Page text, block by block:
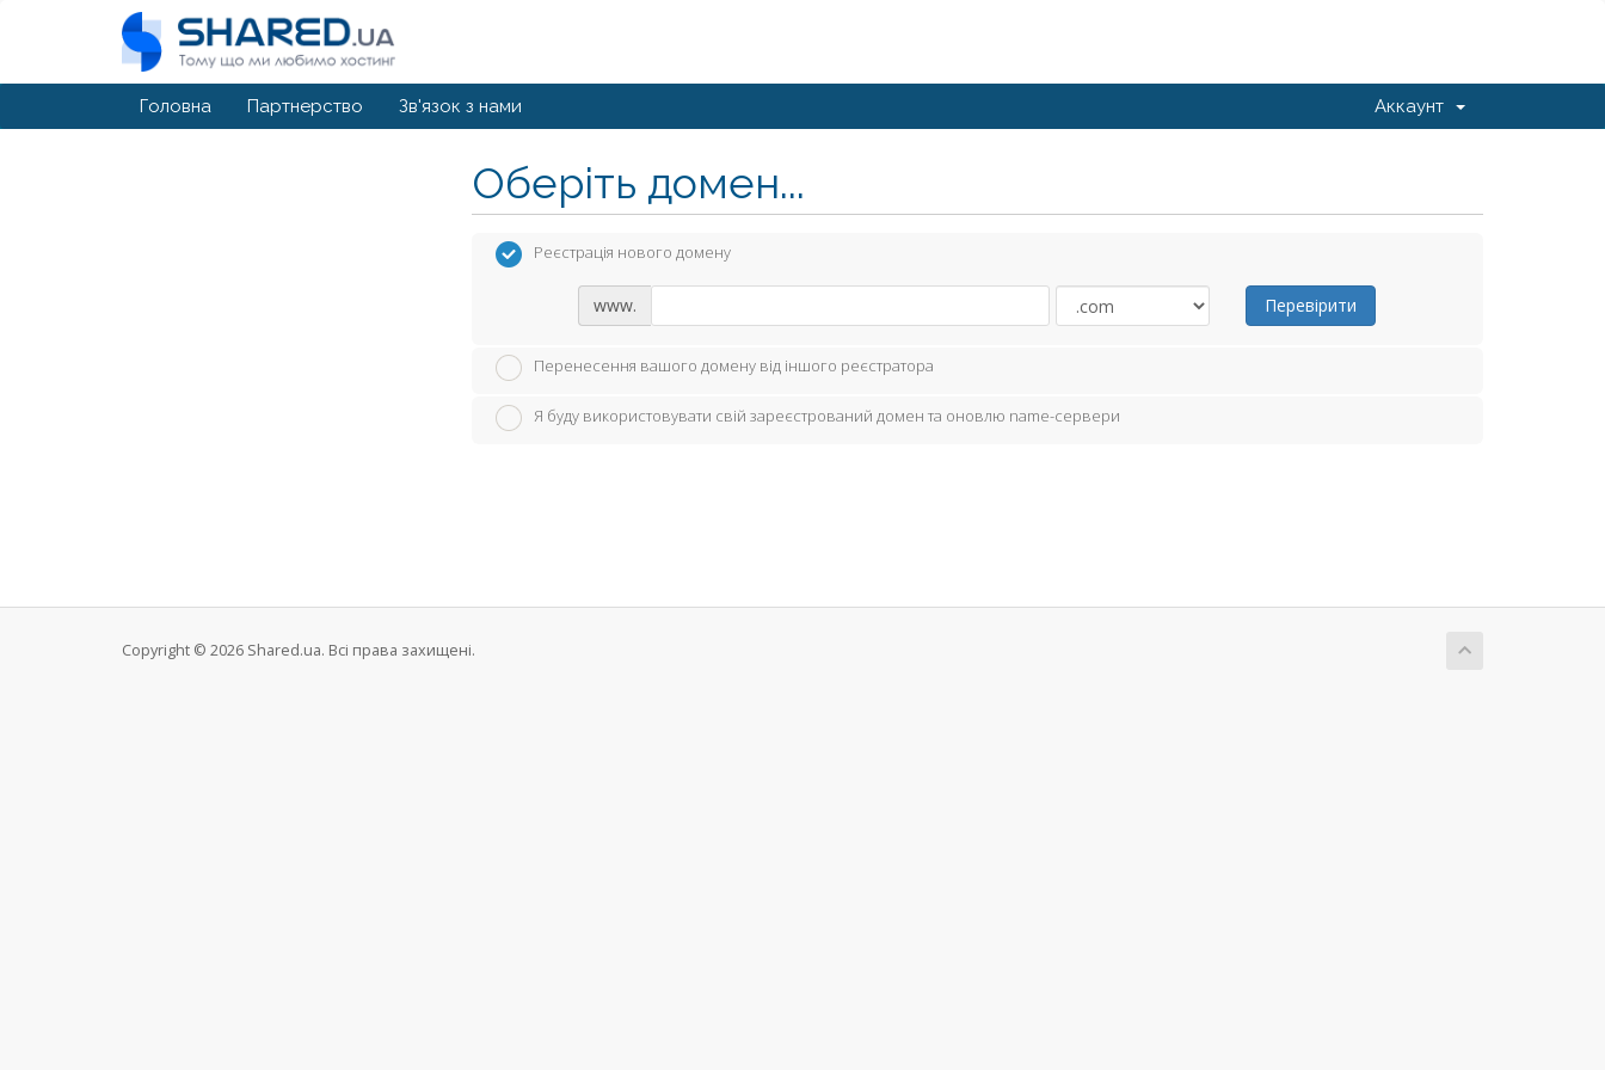
Головна Партнерство Зв'язок з нами Аккаунт
Оберіть домен...
Реєстрація нового домену
www. Перевірити
Перенесення вашого домену від іншого реєстратора
Я буду використовувати свій зареєстрований домен та оновлю name-сервери
Copyright © 2026 Shared.ua. Всі права захищені.